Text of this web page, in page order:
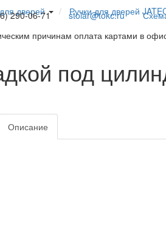
290-06-71 stolar@tokc.ru
дверей Ручки для дверей
причинам оплата картами в
под
Описание